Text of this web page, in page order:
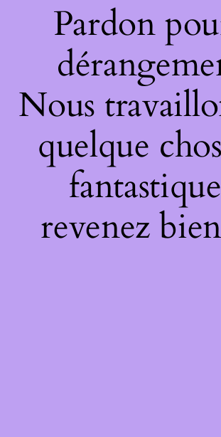
Pardon
Nous
quelque
revenez